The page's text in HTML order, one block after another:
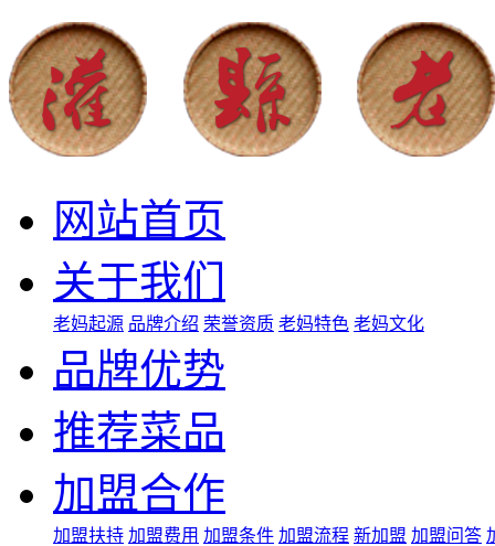
网站首页
关于我们
老妈起源 品牌介绍 荣誉资质 老妈特色 老妈文化
品牌优势
推荐菜品
加盟合作
加盟扶持 加盟费用 加盟条件 加盟流程 新加盟 加盟问答